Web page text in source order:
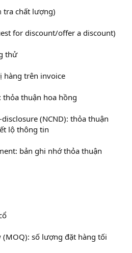
tra chất lượng)
for discount/offer a discount)
thử
hàng trên invoice
thỏa thuận hoa hồng
(NCND): thỏa thuận
lộ thông tin
bản ghi nhớ thỏa thuận
số lượng đặt hàng tối